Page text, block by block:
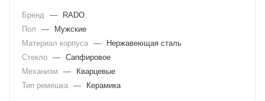
Бренд —
RADO
Пол
—
Мужские
Материал корпуса —
Нержавеющая сталь
Стекло — Сапфировое
Механизм
—
Кварцевые
Тип ремешка — Керамика